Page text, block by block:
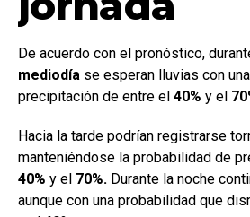
De acuerdo con el pronóstico,
mediodía se esperan lluvias con
precipitación de entre el 40% y el
Hacia la tarde podrían registrarse
manteniéndose la probabilidad de
40% y el 70%. Durante la noche
aunque con una probabilidad que